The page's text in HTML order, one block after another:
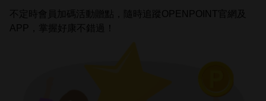
不定時會員加碼活動贈點，隨時追蹤OPENPOINT官網及
APP，掌握好康不錯過！